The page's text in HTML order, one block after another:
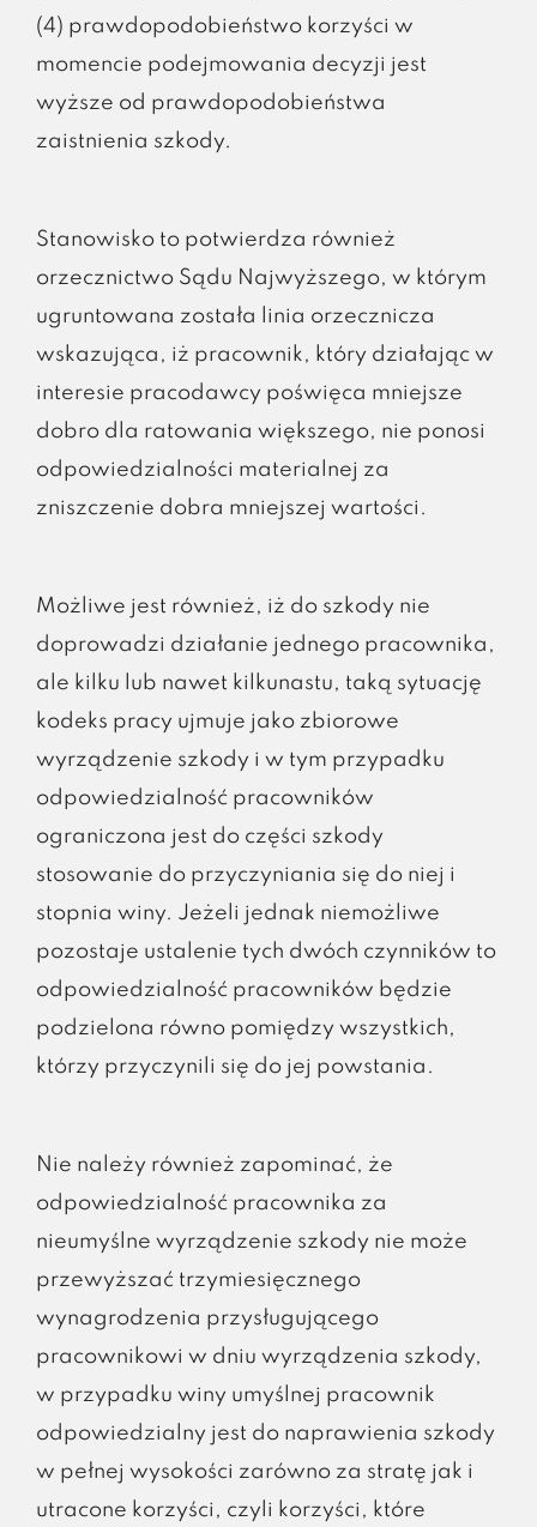
(4) prawdopodobieństwo korzyści w
momencie podejmowania decyzji jest
wyższe od prawdopodobieństwa
zaistnienia szkody.
Stanowisko to potwierdza również
orzecznictwo Sądu Najwyższego, w którym
ugruntowana została linia orzecznicza
wskazująca, iż pracownik, który działając w
interesie pracodawcy poświęca mniejsze
dobro dla ratowania większego, nie ponosi
odpowiedzialności materialnej za
zniszczenie dobra mniejszej wartości.
Możliwe jest również, iż do szkody nie
doprowadzi działanie jednego pracownika,
ale kilku lub nawet kilkunastu, taką sytuację
kodeks pracy ujmuje jako zbiorowe
wyrządzenie szkody i w tym przypadku
odpowiedzialność pracowników
ograniczona jest do części szkody
stosowanie do przyczyniania się do niej i
stopnia winy. Jeżeli jednak niemożliwe
pozostaje ustalenie tych dwóch czynników to
odpowiedzialność pracowników będzie
podzielona równo pomiędzy wszystkich,
którzy przyczynili się do jej powstania.
Nie należy również zapominać, że
odpowiedzialność pracownika za
nieumyślne wyrządzenie szkody nie może
przewyższać trzymiesięcznego
wynagrodzenia przysługującego
pracownikowi w dniu wyrządzenia szkody,
w przypadku winy umyślnej pracownik
odpowiedzialny jest do naprawienia szkody
w pełnej wysokości zarówno za stratę jak i
utracone korzyści, czyli korzyści, które